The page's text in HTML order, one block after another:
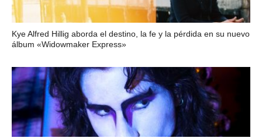
Kye Alfred Hillig aborda el destino, la fe y la pérdida en su nuevo
álbum «Widowmaker Express»